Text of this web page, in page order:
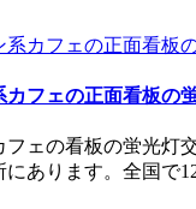
カフェの正面看板の
ェの看板の蛍光灯
あります。全国で